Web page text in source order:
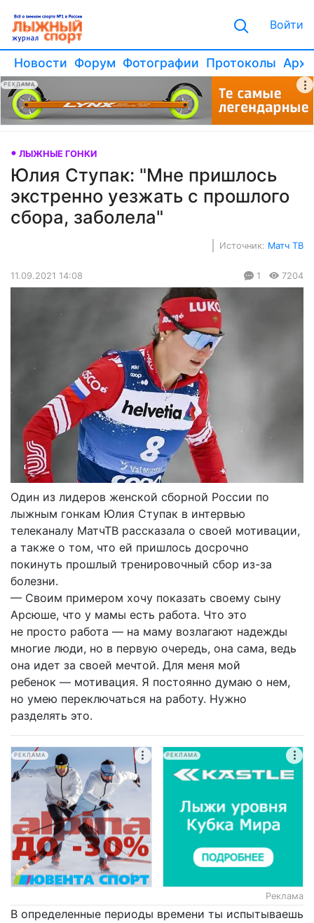
Войти
Новости Форум Фотографии Протоколы
РЕКЛАМА
ЛЫЖНЫЕ ГОНКИ
Юлия Ступак: "Мне пришлось
экстренно уезжать с прошлого
сбора, заболела"
Источник: Матч ТВ
11.09.2021 14:08 1 7204
Один из лидеров женской сборной России по
лыжным гонкам Юлия Ступак в интервью
телеканалу МатчТВ рассказала о своей мотивации,
а также о том, что ей пришлось досрочно
покинуть прошлый тренировочный сбор из-за
болезни.
— Своим примером хочу показать своему сыну
Арсюше, что у мамы есть работа. Что это
не просто работа — на маму возлагают надежды
многие люди, но в первую очередь, она сама, ведь
она идет за своей мечтой. Для меня мой
ребенок — мотивация. Я постоянно думаю о нем,
но умею переключаться на работу. Нужно
разделять это.
РЕКЛАМА РЕКЛАМА
Реклама
В определенные периоды времени ты испытываешь